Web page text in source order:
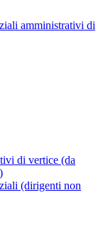
amministrativi di
di vertice (da
(dirigenti non